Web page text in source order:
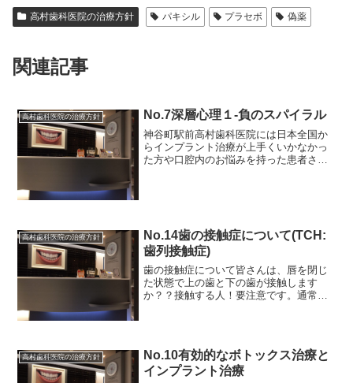
高村歯科医院の治療方針 パキシル プラセボ 偽薬
関連記事
高村歯科医院の治療方針 No.7深層心理１-負のスパイラル
神谷町駅前高村歯科医院には日本全国か
らインプラント治療が上手くいかなかっ
た方や口腔内のお悩みを持った患者さん
高村歯科医院の治療方針
No.14歯の接触症について(TCH:
歯列接触症)
歯の接触症について皆さんは、唇を閉じ
た状態で上の歯と下の歯が接触します
か？？接触する人！要注意です。通常な
るのです。首や肩が凝る、頭...
高村歯科医院の治療方針
No.10有効的なボトックス治療と
インプラント治療